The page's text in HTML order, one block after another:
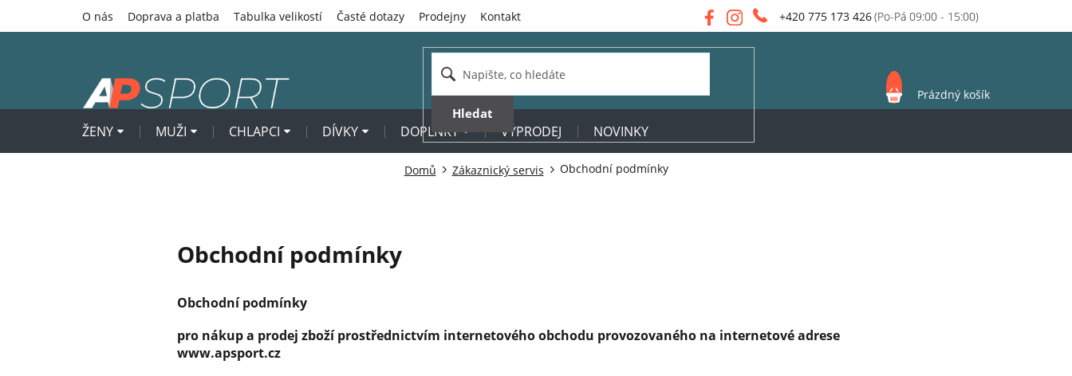
+420 775 173 426
O nás Doprava a platba Tabulka velikostí Časté dotazy Prodejny Kontakt
Hledat
NÁKUPNÍ
KOŠÍK
Prázdný košík
ŽENY MUŽI CHLAPCI DÍVKY DOPLŇKY VÝPRODEJ NOVINKY
Domů Zákaznický servis Obchodní podmínky
Obchodní podmínky
Obchodní podmínky
pro nákup a prodej zboží prostřednictvím internetového obchodu provozovaného na internetové adrese
www.apsport.cz